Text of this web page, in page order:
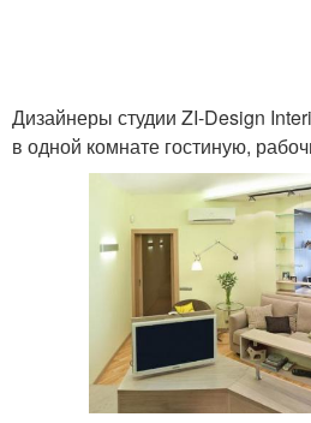
Дизайнеры студии ZI-Design
в одной комнате гостиную,